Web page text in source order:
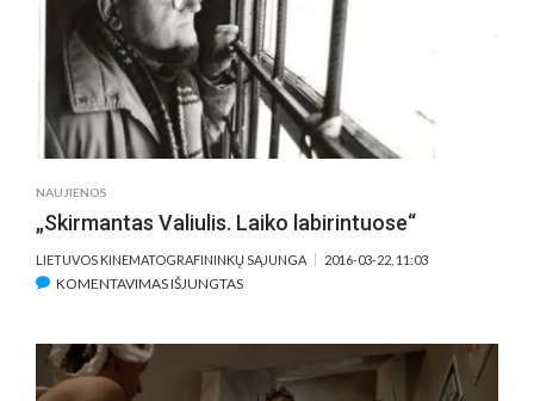
FILMAS
„MAŽA
IŠPAŽINTIS“
NAUJIENOS
„Skirmantas Valiulis. Laiko labirintuose“
LIETUVOS KINEMATOGRAFININKŲ SĄJUNGA 2016-03-22, 11:03
KOMENTAVIMAS IŠJUNGTASĮRAŠE
LABIRINTUOSE“